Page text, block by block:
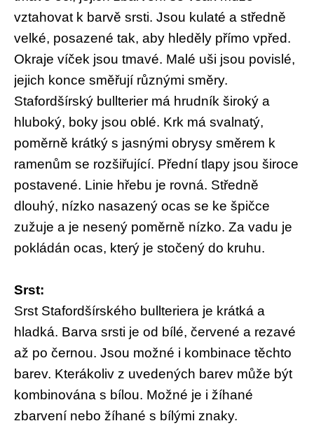
vztahovat k barvě srsti. Jsou kulaté a středně
velké, posazené tak, aby hleděly přímo vpřed.
Okraje víček jsou tmavé. Malé uši jsou povislé,
jejich konce směřují různými směry.
Stafordšírský bullterier má hrudník široký a
hluboký, boky jsou oblé. Krk má svalnatý,
poměrně krátký s jasnými obrysy směrem k
ramenům se rozšiřující. Přední tlapy jsou široce
postavené. Linie hřebu je rovná. Středně
dlouhý, nízko nasazený ocas se ke špičce
zužuje a je nesený poměrně nízko. Za vadu je
pokládán ocas, který je stočený do kruhu.
Srst:
Srst Stafordšírského bullteriera je krátká a
hladká. Barva srsti je od bílé, červené a rezavé
až po černou. Jsou možné i kombinace těchto
barev. Kterákoliv z uvedených barev může být
kombinována s bílou. Možné je i žíhané
zbarvení nebo žíhané s bílými znaky.